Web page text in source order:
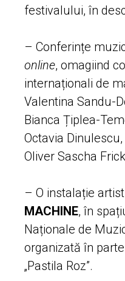
festivalului, în
– Conferințe
online, omagiind
internaționali de
Valentina Sandu-
Bianca Țiplea-
Octavia
Oliver Sascha
– O instalație
MACHINE, în
Naționale de
organizată în
„Pastila Roz”.